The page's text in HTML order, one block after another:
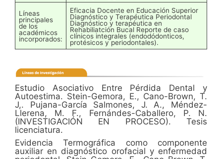
Líneas
principales
de los
académicos
incorporados:
Eficacia Docente en Educación Superior
Diagnóstico y Terapéutica Periodontal
Diagnóstico y terapéutica en
Rehabiliatción Bucal Reporte de caso
clínicos integrales (endodódonticos,
protésicos y periodontales).
Estudio Asociativo Entre Pérdida Dental y
Autoestima. Stein-Gemora, E., Cano-Brown, T.
J,. Pujana-García Salmones, J. A., Méndez-
Llerena, M. F., Fernándes-Caballero, P. N.
(INVESTIGACIÓN EN PROCESO). Tesis
licenciatura.
Evidencia Termográfica como componente
auxiliar en diagnóstico orofacial y enfermedad